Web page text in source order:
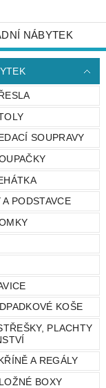
NÁBYTEK
A PLATBĚ
ÚDAJŮ
SOUPRAVY
PODSTAVCE
KOŠE
PLACHTY
A REGÁLY
BOXY